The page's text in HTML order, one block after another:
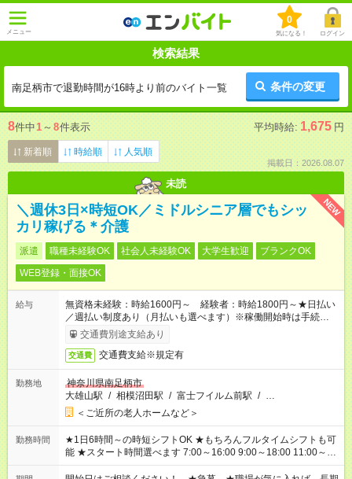
メニュー
0
気になる！ ログイン
検索結果
南足柄市で退勤時間が16時より前のバイト一覧 条件の変更
8件中1 ～ 8件表示 平均時給: 1,675 円
新着順 時給順 人気順
掲載日：2026.08.07
未読
NEW
＼週休3日×時短OK／ミドルシニア層でもシッ
カリ稼げる＊介護
派遣 職種未経験OK 社会人未経験OK 大学生歓迎
ブランクOK
WEB登録・面接OK
給与
無資格未経験：時給1600円～ 経験者：時給1800円～★日払い
／週払い制度あり（月払いも選べます）※稼働開始時は手続き完
了次第のお支払いとなります。
交通費別途支給あり
交通費 交通費支給※規定有
勤務地
神奈川県南足柄市
大雄山駅 / 相模沼田駅 / 富士フイルム前駅 / …
＜ご近所の老人ホームなど＞
勤務時間
★1日6時間～の時短シフトOK ★もちろんフルタイムシフトも可
能 ★スタート時間選べます 7:00～16:00 9:00～18:00 11:00～
20:00 など 残業なし！ ※Wワークの場合、他のお仕事と合わせ